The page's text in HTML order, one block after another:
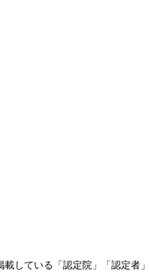
している「認定院」「認定者